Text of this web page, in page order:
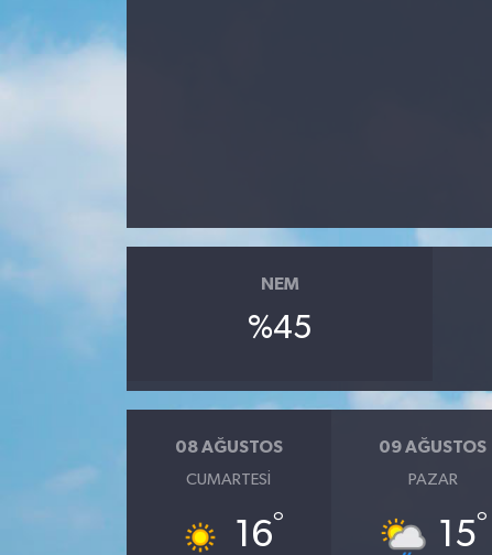
NEM
%45
08 AĞUSTOS
CUMARTESI
16°
09 AĞUSTOS
PAZAR
15°